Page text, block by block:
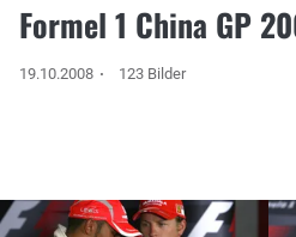
Formel 1 China GP
19.10.2008 123 Bilder